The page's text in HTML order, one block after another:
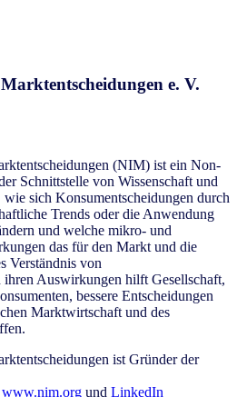
e. V.
(NIM) ist ein Non-
Schnittstelle von Wissenschaft und
sich Konsumentscheidungen durch
Trends oder die Anwendung
und welche mikro- und
das für den Markt und die
Verständnis von
ihren Auswirkungen hilft Gesellschaft,
bessere Entscheidungen
Marktwirtschaft und des
ist Gründer der
www.nim.org und LinkedIn